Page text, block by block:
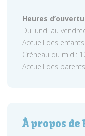
Heures
Du lundi au
Accueil des
Créneau du midi:
Accueil des
À propos de